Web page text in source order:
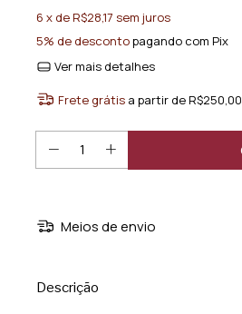
6 x deR$28,17 sem juros
5% de descontopagando com Pix
Ver mais detalhes
Frete grátis a partir deR$250,00
Meios de envio
Descrição